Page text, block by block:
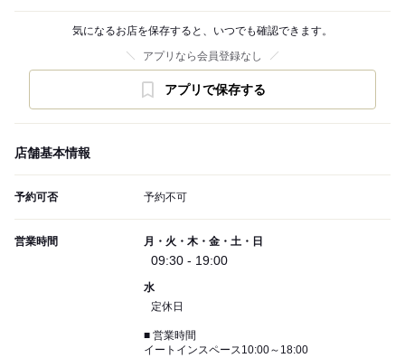
気になるお店を保存すると、いつでも確認できます。
アプリなら会員登録なし
アプリで保存する
店舗基本情報
予約可否 予約不可
営業時間 月・火・木・金・土・日
09:30 - 19:00
水
定休日
■ 営業時間
イートインスペース10:00～18:00